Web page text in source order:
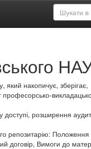
який накопичує, зберігає,
професорсько-
розширення
репозитарію:
договір, Вимоги до